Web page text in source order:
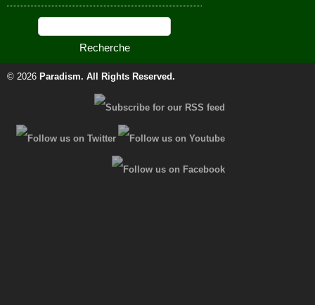
© 2026 Paradism. All Rights Reserved.